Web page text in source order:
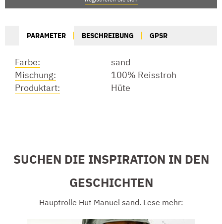
PARAMETER BESCHREIBUNG GPSR
Farbe:
sand
Mischung:
100% Reisstroh
Produktart:
Hüte
SUCHEN DIE INSPIRATION IN DEN
GESCHICHTEN
Hauptrolle Hut Manuel sand. Lese mehr: